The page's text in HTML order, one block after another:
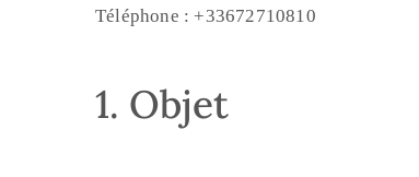
Téléphone : +33672710810
1. Objet